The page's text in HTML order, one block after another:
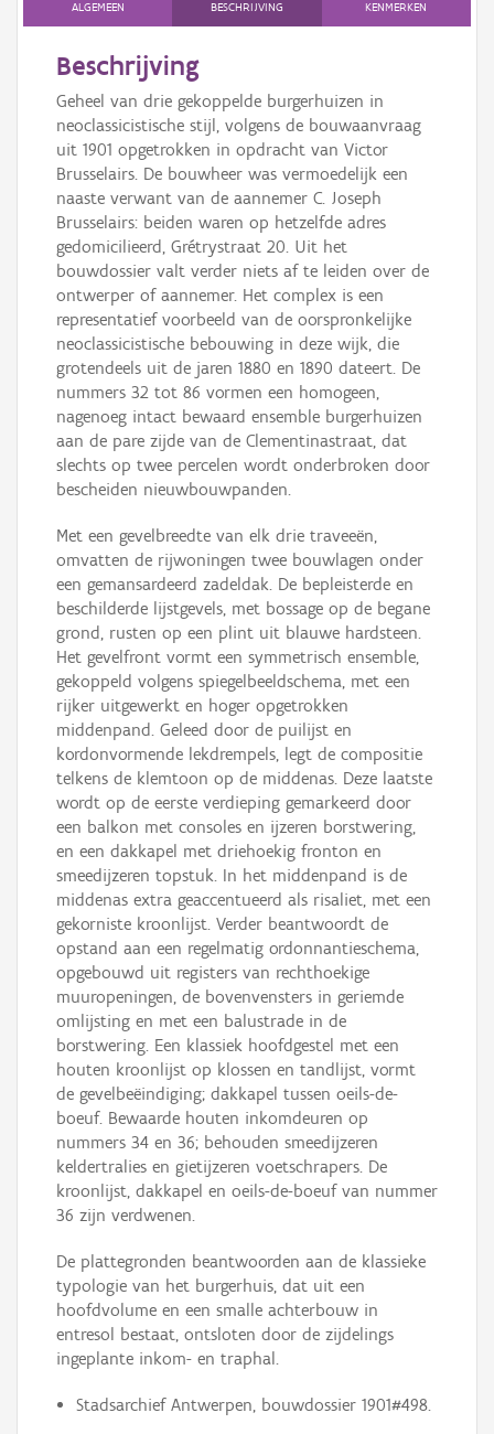
ALGEMEEN BESCHRIJVING KENMERKEN
Beschrijving
Geheel van drie gekoppelde burgerhuizen in
neoclassicistische stijl, volgens de bouwaanvraag
uit 1901 opgetrokken in opdracht van Victor
Brusselairs. De bouwheer was vermoedelijk een
naaste verwant van de aannemer C. Joseph
Brusselairs: beiden waren op hetzelfde adres
gedomicilieerd, Grétrystraat 20. Uit het
bouwdossier valt verder niets af te leiden over de
ontwerper of aannemer. Het complex is een
representatief voorbeeld van de oorspronkelijke
neoclassicistische bebouwing in deze wijk, die
grotendeels uit de jaren 1880 en 1890 dateert. De
nummers 32 tot 86 vormen een homogeen,
nagenoeg intact bewaard ensemble burgerhuizen
aan de pare zijde van de Clementinastraat, dat
slechts op twee percelen wordt onderbroken door
bescheiden nieuwbouwpanden.
Met een gevelbreedte van elk drie traveeën,
omvatten de rijwoningen twee bouwlagen onder
een gemansardeerd zadeldak. De bepleisterde en
beschilderde lijstgevels, met bossage op de begane
grond, rusten op een plint uit blauwe hardsteen.
Het gevelfront vormt een symmetrisch ensemble,
gekoppeld volgens spiegelbeeldschema, met een
rijker uitgewerkt en hoger opgetrokken
middenpand. Geleed door de puilijst en
kordonvormende lekdrempels, legt de compositie
telkens de klemtoon op de middenas. Deze laatste
wordt op de eerste verdieping gemarkeerd door
een balkon met consoles en ijzeren borstwering,
en een dakkapel met driehoekig fronton en
smeedijzeren topstuk. In het middenpand is de
middenas extra geaccentueerd als risaliet, met een
gekorniste kroonlijst. Verder beantwoordt de
opstand aan een regelmatig ordonnantieschema,
opgebouwd uit registers van rechthoekige
muuropeningen, de bovenvensters in geriemde
omlijsting en met een balustrade in de
borstwering. Een klassiek hoofdgestel met een
houten kroonlijst op klossen en tandlijst, vormt
de gevelbeëindiging; dakkapel tussen oeils-de-
boeuf. Bewaarde houten inkomdeuren op
nummers 34 en 36; behouden smeedijzeren
keldertralies en gietijzeren voetschrapers. De
kroonlijst, dakkapel en oeils-de-boeuf van nummer
36 zijn verdwenen.
De plattegronden beantwoorden aan de klassieke
typologie van het burgerhuis, dat uit een
hoofdvolume en een smalle achterbouw in
entresol bestaat, ontsloten door de zijdelings
ingeplante inkom- en traphal.
Stadsarchief Antwerpen, bouwdossier 1901#498.